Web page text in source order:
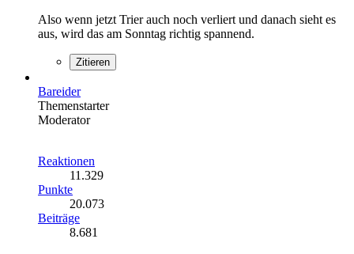
Also wenn jetzt Trier auch noch verliert und danach sieht es
aus, wird das am Sonntag richtig spannend.
Zitieren
Bareider
Themenstarter
Moderator
Reaktionen
11.329
Punkte
20.073
Beiträge
8.681